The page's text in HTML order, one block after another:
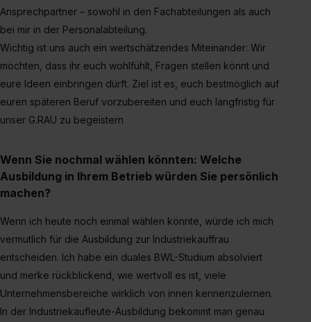
Ansprechpartner – sowohl in den Fachabteilungen als auch
bei mir in der Personalabteilung.
Wichtig ist uns auch ein wertschätzendes Miteinander: Wir
möchten, dass ihr euch wohlfühlt, Fragen stellen könnt und
eure Ideen einbringen dürft. Ziel ist es, euch bestmöglich auf
euren späteren Beruf vorzubereiten und euch langfristig für
unser G.RAU zu begeistern
Wenn Sie nochmal wählen könnten: Welche
Ausbildung in Ihrem Betrieb würden Sie persönlich
machen?
Wenn ich heute noch einmal wählen könnte, würde ich mich
vermutlich für die Ausbildung zur Industriekauffrau
entscheiden. Ich habe ein duales BWL-Studium absolviert
und merke rückblickend, wie wertvoll es ist, viele
Unternehmensbereiche wirklich von innen kennenzulernen.
In der Industriekaufleute-Ausbildung bekommt man genau